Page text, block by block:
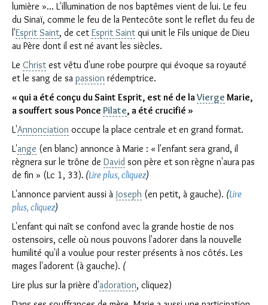
lumière »... L'illumination de nos baptêmes vient de lui. Le feu
du Sinaï, comme le feu de la Pentecôte sont le reflet du feu de
l'Esprit Saint, de cet Esprit Saint qui unit le Fils unique de Dieu
au Père dont il est né avant les siècles.
Le Christ est vêtu d'une robe pourpre qui évoque sa royauté
et le sang de sa passion rédemptrice.
« qui a été conçu du Saint Esprit, est né de laVierge Marie,
a souffert sous Ponce Pilate, a été crucifié »
L'Annonciation occupe la place centrale et en grand format.
L'ange (en blanc) annonce à Marie : « l'enfant sera grand, il
règnera sur le trône de David son père et son règne n'aura pas
de fin » (Lc 1, 33). (Lire plus, cliquez)
L'annonce parvient aussi à Joseph (en petit, à gauche). (Lire
plus, cliquez)
L'enfant qui naît se confond avec la grande hostie de nos
ostensoirs, celle où nous pouvons l'adorer dans la nouvelle
humilité qu'il a voulue pour rester présents à nos côtés. Les
mages l'adorent (à gauche). (
Lire plus sur la prière d'adoration, cliquez)